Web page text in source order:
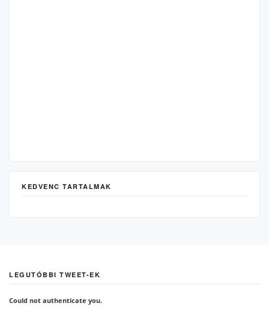
KEDVENC TARTALMAK
LEGUTÓBBI TWEET-EK
Could not authenticate you.